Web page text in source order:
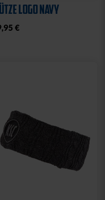
LOGO NAVY
€